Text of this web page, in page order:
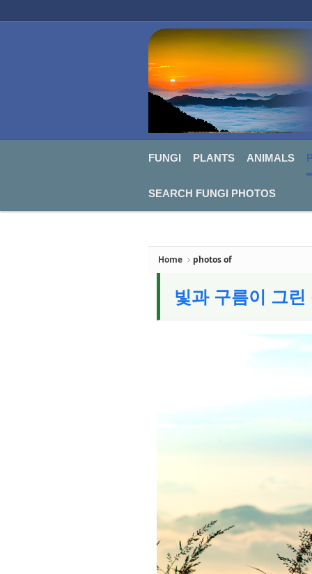
FUNGI PLANTS ANIMALS
SEARCH FUNGI PHOTOS
Home photos of
빛과 구름이 그린
Sketchbook5, 스케치북5
Sketchbook5, 스케치북5